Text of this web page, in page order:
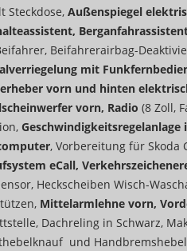
Steckdose, Außenspiegel
Beifahrerairbag-
mit
vorn und hinten
vorn, Radio (8 Zoll,
, Vorbereitung für Skoda
eCall,
Heckscheiben Wisch-
Mittelarmlehne vorn,
Dachreling in Schwarz,
und